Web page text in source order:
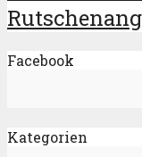
Facebook
Kategorien